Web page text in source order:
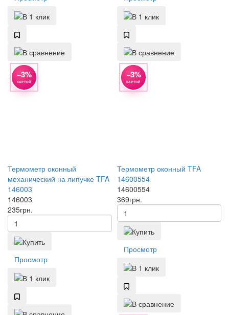
−3%
КАРТОЙ
Термометр оконный
механический на липучке TFA
146003
146003
235грн.
Просмотр
−3%
КАРТОЙ
Термометр оконный TFA
14600554
14600554
369грн.
Просмотр